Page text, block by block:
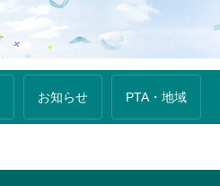
お知らせ PTA・地域